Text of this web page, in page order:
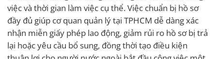
việc và thời gian làm việc cụ thể. Việc chuẩn bị hồ sơ
đầy đủ giúp cơ quan quản lý tại TPHCM dễ dàng xác
nhận miễn giấy phép lao động, giảm rủi ro hồ sơ bị trả
lại hoặc yêu cầu bổ sung, đồng thời tạo điều kiện